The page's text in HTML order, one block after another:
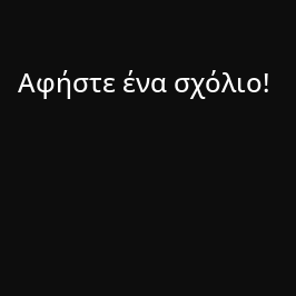
Αφήστε ένα σχόλιο!